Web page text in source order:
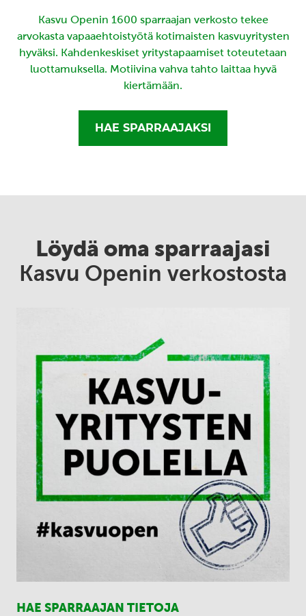
Kasvu Openin 1600 sparraajan verkosto tekee
arvokasta vapaaehtoistyötä kotimaisten kasvuyritysten
hyväksi. Kahdenkeskiset yritystapaamiset toteutetaan
luottamuksella. Motiivina vahva tahto laittaa hyvä
kiertämään.
HAE SPARRAAJAKSI
Löydä oma sparraajasi
Kasvu Openin verkostosta
HAE SPARRAAJAN TIETOJA